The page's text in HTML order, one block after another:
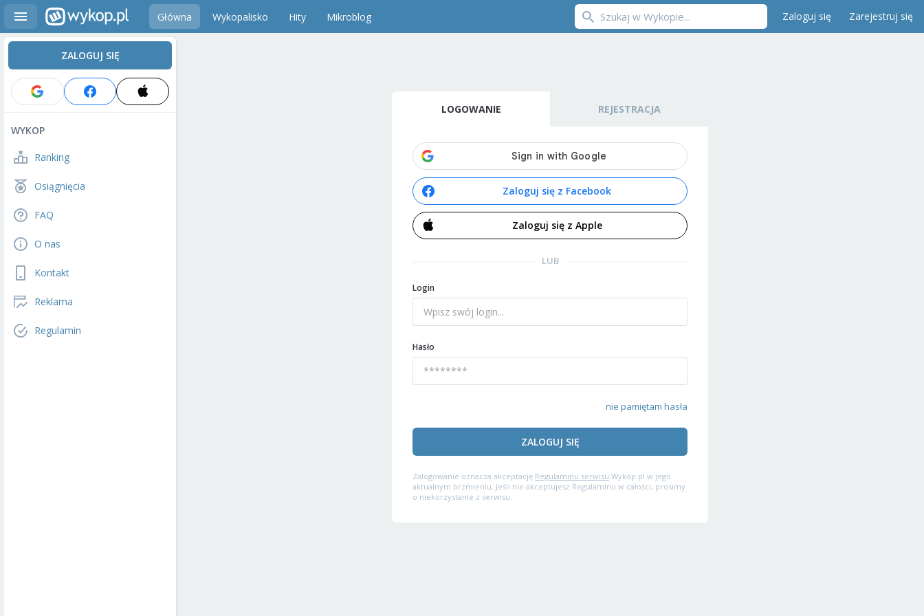
Główna Wykopalisko Hity Mikroblog Zaloguj się Zarejestruj się
ZALOGUJ SIĘ
WYKOP
Ranking
Osiągnięcia
FAQ
O nas
Kontakt
Reklama
Regulamin
LOGOWANIE REJESTRACJA
Zaloguj się z Facebook
Zaloguj się z Apple
LUB
Login
Hasło
nie pamiętam hasła
ZALOGUJ SIĘ
Zalogowanie oznacza akceptację Regulaminu serwisu Wykop.pl w jego
aktualnym brzmieniu. Jeśli nie akceptujesz Regulaminu w całości, prosimy
o niekorzystanie z serwisu.